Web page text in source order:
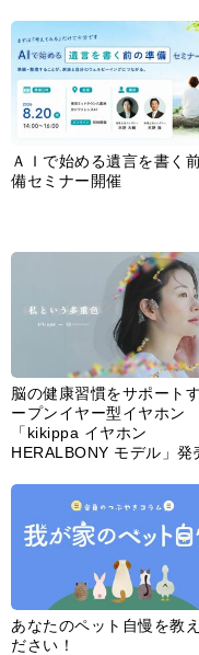
ＡＩで始める遺言を書く
備セミナー開催
脳の健康習慣をサポート
ープンイヤー型イヤホン
「kikippa イヤホン
HERALBONY モデル」発
あなたのペット自慢を教
ださい！